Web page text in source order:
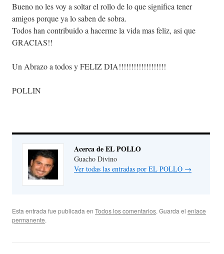
Bueno no les voy a soltar el rollo de lo que significa tener
amigos porque ya lo saben de sobra.
Todos han contribuido a hacerme la vida mas feliz, asi que
GRACIAS!!
Un Abrazo a todos y FELIZ DIA!!!!!!!!!!!!!!!!!!!
POLLIN
Acerca de EL POLLO
Guacho Divino
Ver todas las entradas por EL POLLO →
Esta entrada fue publicada en Todos los comentarios. Guarda el enlace
permanente.